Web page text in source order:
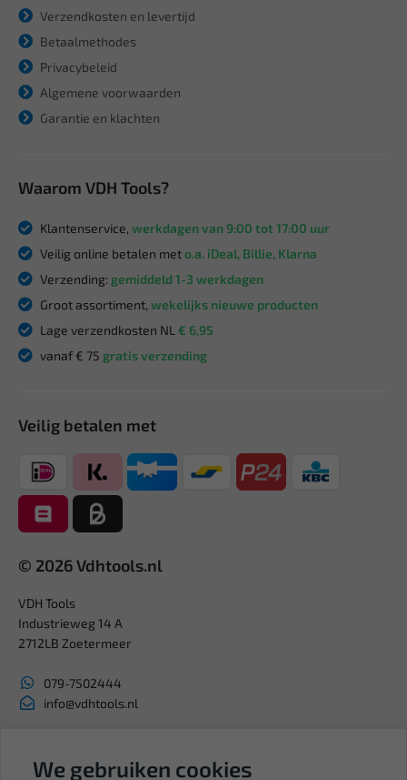
Verzendkosten en levertijd
Betaalmethodes
Privacybeleid
Algemene voorwaarden
Garantie en klachten
Waarom VDH Tools?
Klantenservice, werkdagen van 9:00 tot 17:00 uur
Veilig online betalen meto.a. iDeal, Billie, Klarna
Verzending: gemiddeld 1-3 werkdagen
Groot assortiment, wekelijks nieuwe producten
Lage verzendkosten NL € 6,95
vanaf € 75 gratis verzending
Veilig betalen met
© 2026 Vdhtools.nl
VDH Tools
Industrieweg 14 A
2712LB Zoetermeer
079-7502444
info@vdhtools.nl
BTW: NL819958657B01
We gebruiken cookies